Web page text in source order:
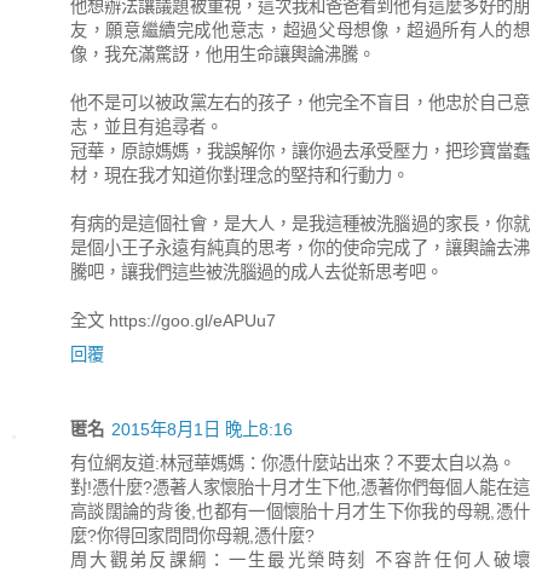
他想辦法讓議題被重視，這次我和爸爸看到他有這麼多好的朋
友，願意繼續完成他意志，超過父母想像，超過所有人的想
像，我充滿驚訝，他用生命讓輿論沸騰。
他不是可以被政黨左右的孩子，他完全不盲目，他忠於自己意
志，並且有追尋者。
冠華，原諒媽媽，我誤解你，讓你過去承受壓力，把珍寶當蠢
材，現在我才知道你對理念的堅持和行動力。
有病的是這個社會，是大人，是我這種被洗腦過的家長，你就
是個小王子永遠有純真的思考，你的使命完成了，讓輿論去沸
騰吧，讓我們這些被洗腦過的成人去從新思考吧。
全文 https://goo.gl/eAPUu7
回覆
匿名 2015年8月1日 晚上8:16
有位網友道:林冠華媽媽：你憑什麼站出來？不要太自以為。
對!憑什麼?憑著人家懷胎十月才生下他,憑著你們每個人能在這
高談闊論的背後,也都有一個懷胎十月才生下你我的母親,憑什
麼?你得回家問問你母親,憑什麼?
周大觀弟反課綱：一生最光榮時刻 不容許任何人破壞